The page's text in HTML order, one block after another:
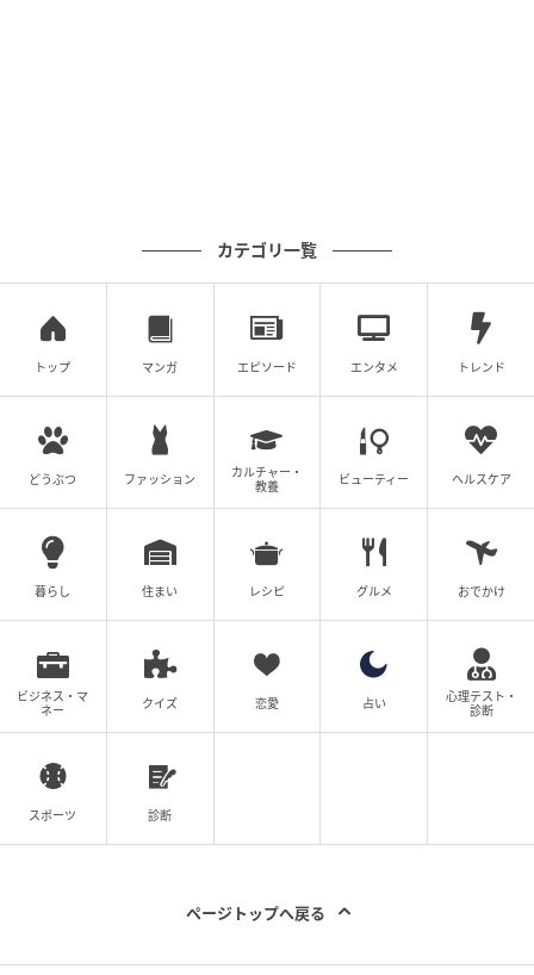
ブラッケンドフィッシュバーガーは、脂ののった銀ダ
ラをスパイスで香ばしく焼き上げた大人向けの味わい
で、白身魚バーガーの軽さだけでは終わらない満足感
があります。
4種類すべてが各2,600円で、ランチにはコーヒーが付
くため、六本木で少し特別な昼時間を過ごしたい日に
選びたくなる内容です。
六本木で味わう非日常
カテゴリ一覧
トップ マンガ エピソード エンタメ トレンド
どうぶつ ファッション
カルチャー・
教養
ビューティー ヘルスケア
暮らし 住まい レシピ グルメ おでかけ
ビジネス・マ
ネー
クイズ 恋愛 占い
心理テスト・
診断
スポーツ 診断
ページトップへ戻る